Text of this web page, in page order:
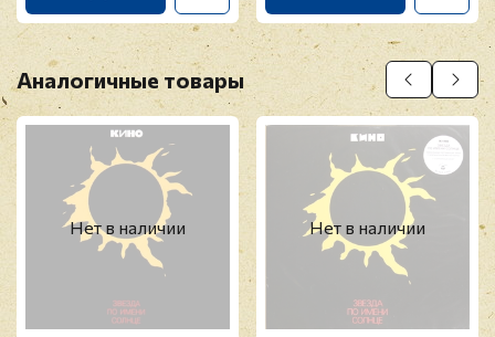
Аналогичные товары
Нет в наличии Нет в наличии